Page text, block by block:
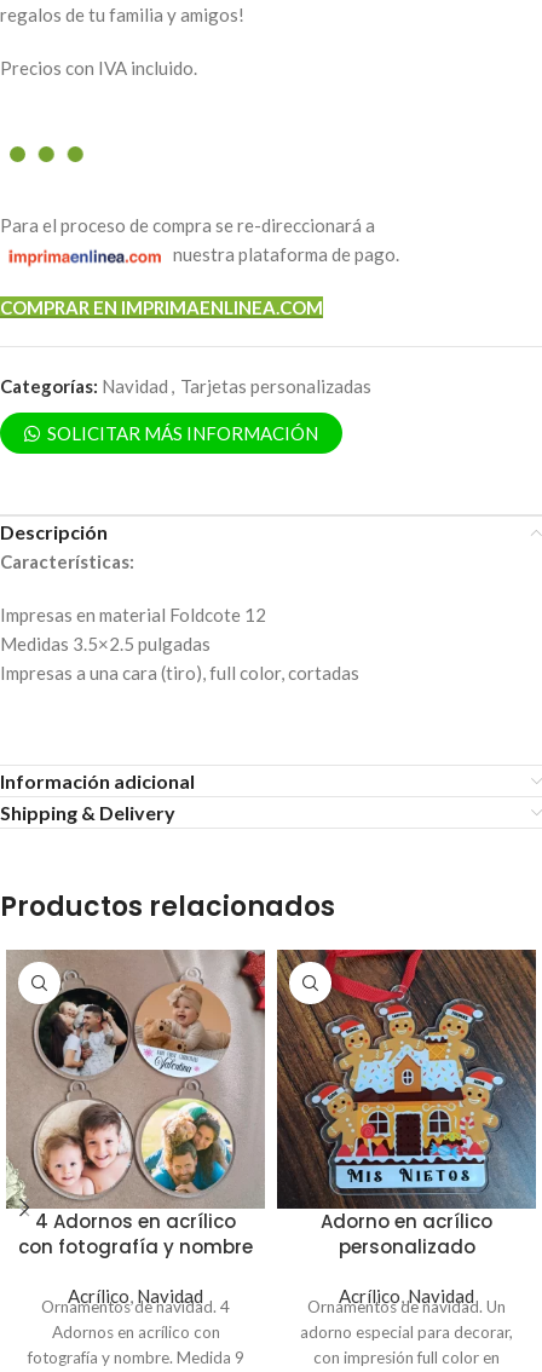
regalos de tu familia y amigos!
Precios con IVA incluido.
Para el proceso de compra se re-direccionará a
nuestra plataforma de pago.
COMPRAR EN IMPRIMAENLINEA.COM
Categorías: Navidad , Tarjetas personalizadas
SOLICITAR MÁS INFORMACIÓN
Descripción
Características:
Impresas en material Foldcote 12
Medidas 3.5×2.5 pulgadas
Impresas a una cara (tiro), full color, cortadas
Información adicional
Shipping & Delivery
Productos relacionados
4 Adornos en acrílico
con fotografía y nombre
Acrílico, Navidad
Ornamentos de navidad. 4
Adornos en acrílico con
fotografía y nombre. Medida 9
Adorno en acrílico
personalizado
Acrílico,Navidad
Ornamentos de navidad. Un
adorno especial para decorar,
con impresión full color en